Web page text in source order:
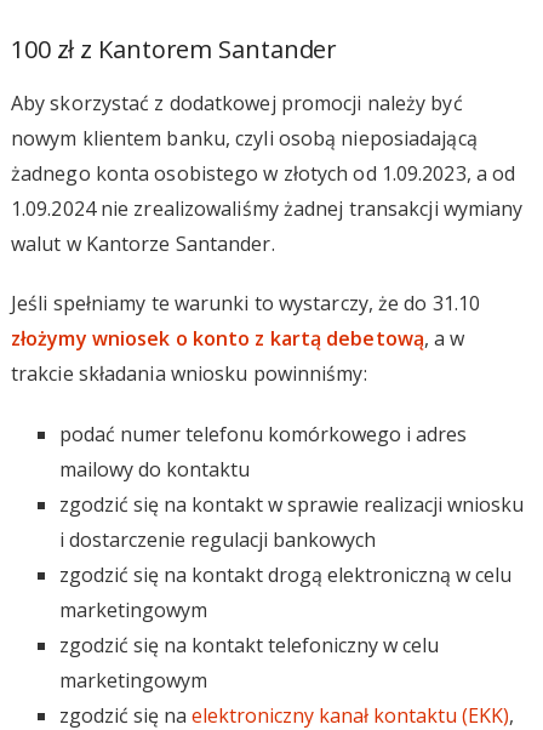
100 zł z Kantorem Santander
Aby skorzystać z dodatkowej promocji należy być
nowym klientem banku, czyli osobą nieposiadającą
żadnego konta osobistego w złotych od 1.09.2023, a od
1.09.2024 nie zrealizowaliśmy żadnej transakcji wymiany
walut w Kantorze Santander.
Jeśli spełniamy te warunki to wystarczy, że do 31.10
złożymy wniosek o konto z kartą debetową, a w
trakcie składania wniosku powinniśmy:
podać numer telefonu komórkowego i adres
mailowy do kontaktu
zgodzić się na kontakt w sprawie realizacji wniosku
i dostarczenie regulacji bankowych
zgodzić się na kontakt drogą elektroniczną w celu
marketingowym
zgodzić się na kontakt telefoniczny w celu
marketingowym
zgodzić się na elektroniczny kanał kontaktu (EKK),